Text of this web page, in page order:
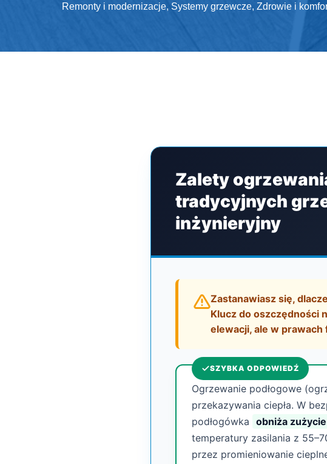
Remonty i modernizacje, Systemy grzewcze, Zdrowie i
Zalety
tradycyjnych
inżynieryjny
Zastanawiasz się,
Klucz do oszczędności
elewacji, ale w
SZYBKA ODPOWIEDŹ
Ogrzewanie podłogowe
przekazywania ciepła. W
podłogówka
obniża
temperatury zasilania z
przez promieniowanie